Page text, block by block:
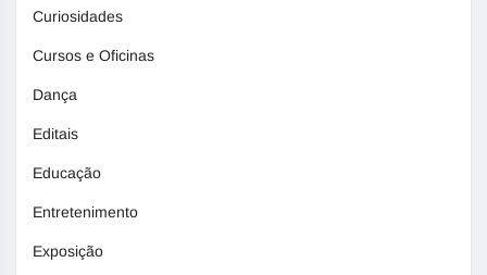
Curiosidades
Cursos e Oficinas
Dança
Editais
Educação
Entretenimento
Exposição